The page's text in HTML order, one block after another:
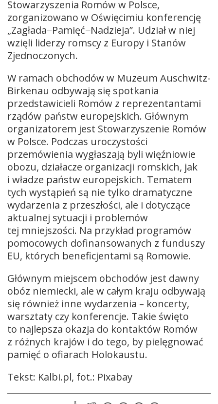
Stowarzyszenia Romów w Polsce,
zorganizowano w Oświęcimiu konferencję
„Zagłada−Pamięć−Nadzieja”. Udział w niej
wzięli liderzy romscy z Europy i Stanów
Zjednoczonych.
W ramach obchodów w Muzeum Auschwitz-
Birkenau odbywają się spotkania
przedstawicieli Romów z reprezentantami
rządów państw europejskich. Głównym
organizatorem jest Stowarzyszenie Romów
w Polsce. Podczas uroczystości
przemówienia wygłaszają byli więźniowie
obozu, działacze organizacji romskich, jak
i władze państw europejskich. Tematem
tych wystąpień są nie tylko dramatyczne
wydarzenia z przeszłości, ale i dotyczące
aktualnej sytuacji i problemów
tej mniejszości. Na przykład programów
pomocowych dofinansowanych z funduszy
EU, których beneficjentami są Romowie.
Głównym miejscem obchodów jest dawny
obóz niemiecki, ale w całym kraju odbywają
się również inne wydarzenia – koncerty,
warsztaty czy konferencje. Takie święto
to najlepsza okazja do kontaktów Romów
z różnych krajów i do tego, by pielęgnować
pamięć o ofiarach Holokaustu.
Tekst: Kalbi.pl, fot.: Pixabay